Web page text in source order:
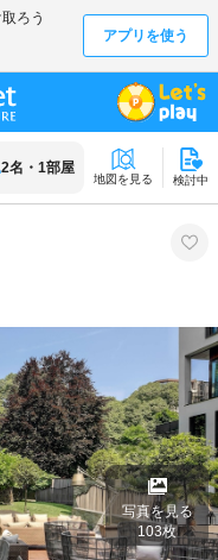
2名 ・ 1部屋
地図を見る 検討中
写真を見る
103枚